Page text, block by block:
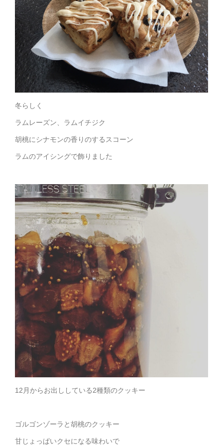
冬らしく
ラムレーズン、ラムイチジク
胡桃にシナモンの香りのするスコーン
ラムのアイシングで飾りました
12月からお出ししている2種類のクッキー
ゴルゴンゾーラと胡桃のクッキー
甘じょっぱいクセになる味わいで